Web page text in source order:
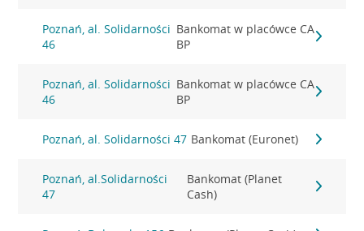
Poznań, al. Solidarności
46
Bankomat w placówce CA
BP
Poznań, al. Solidarności
46
Bankomat w placówce CA
BP
Poznań, al. Solidarności 47 Bankomat (Euronet)
Poznań, al.Solidarności
47
Bankomat (Planet
Cash)